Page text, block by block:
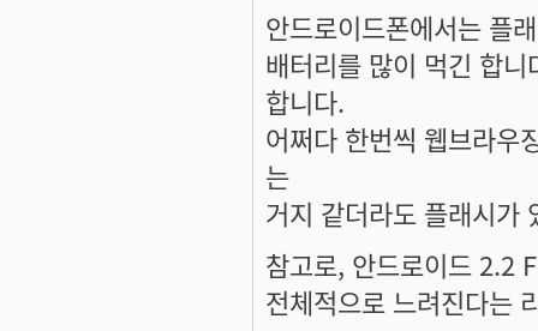
안드로이드폰에서는 플
배터리를 많이 먹긴 합
합니다.
어쩌다 한번씩 웹브라우
는
거지 같더라도 플래시가
참고로, 안드로이드 2.2
전체적으로 느려진다는